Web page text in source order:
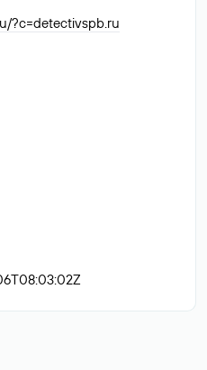
?c=detectivspb.ru